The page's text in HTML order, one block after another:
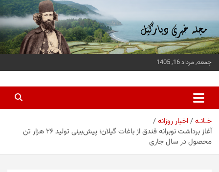
بروید
جمعه, مرداد 16, 1405
پایگاه خبری دیارگیل
جدیدترین اخبار استان گیلان
خـانـه
اخبار روزانه
آغاز برداشت نوبرانه فندق از باغات گیلان؛ پیش‌بینی تولید ۲۶ هزار تن
محصول در سال جاری